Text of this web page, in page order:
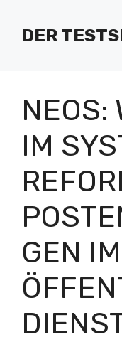
Inhalt
springen
DER
NEOS:
IM
GEN IM